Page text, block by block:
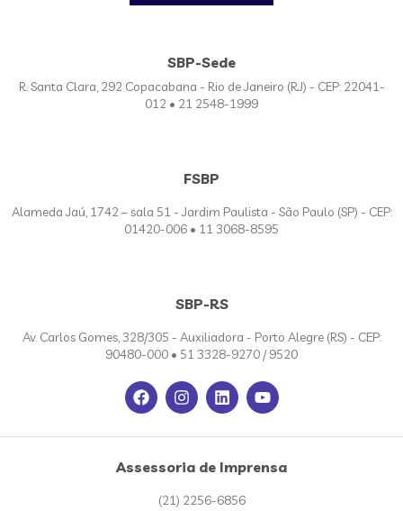
SBP-Sede
R. Santa Clara, 292 Copacabana - Rio de Janeiro (RJ) - CEP: 22041-
012 • 21 2548-1999
FSBP
Alameda Jaú, 1742 – sala 51 - Jardim Paulista - São Paulo (SP) - CEP:
01420-006 • 11 3068-8595
SBP-RS
Av. Carlos Gomes, 328/305 - Auxiliadora - Porto Alegre (RS) - CEP:
90480-000 • 51 3328-9270 / 9520
Assessoria de Imprensa
(21) 2256-6856